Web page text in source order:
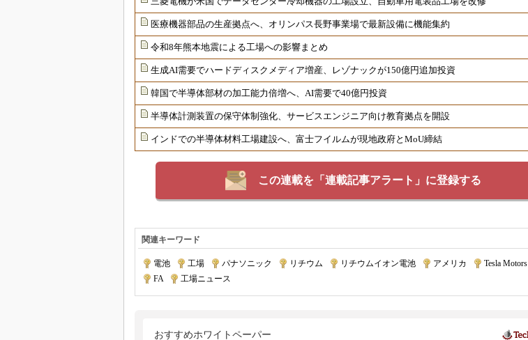
医療機器部品の生産拠点へ、オリンパス長野事業場で最新設備に機能集約
令和8年熊本地震による工場への影響まとめ
生成AI需要でハードディスクメディア増産、レゾナックが150億円追加投資
韓国で半導体部材の加工能力倍増へ、AI需要で40億円投資
半導体計測装置の保守体制強化、サービスエンジニア向け教育拠点を開設
インドでの半導体材料工場建設へ、富士フイルムが現地政府とMoU締結
この連載を「連載記事アラート」に登録する
関連キーワード
電池 工場 パナソニック リチウム リチウムイオン電池 アメリカ Tesla Motors
FA| 工場ニュース
おすすめホワイトペーパー